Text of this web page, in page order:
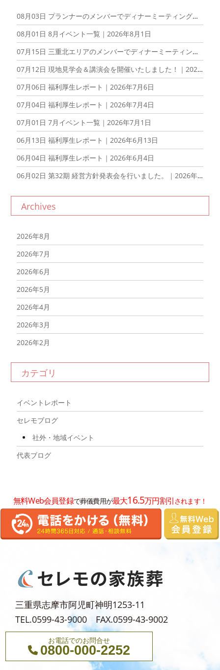
08月03日 プランナーのメンバーでディナーミーティングを開催しました！｜2026年8月3日
08月01日 8月イベント一覧｜2026年8月1日
07月15日 三重北エリアのメンバーでディナーミーティングを開催しました！｜2026年7月15日
07月12日 現地見学会＆講演会を開催いたしました！｜2026年7月12日
07月06日 福利厚生レポート｜2026年7月6日
07月04日 福利厚生レポート｜2026年7月4日
07月01日 7月イベント一覧｜2026年7月1日
06月13日 福利厚生レポート｜2026年6月13日
06月04日 福利厚生レポート｜2026年6月4日
06月02日 第32期 経営方針発表会を行いました。｜2026年6月2日
Archives
2026年8月
2026年7月
2026年6月
2026年5月
2026年4月
2026年3月
2026年2月
2026年1月
2025年12月
2025年10月
2025年8月
2025年5月
2025年4月
2025年3月
2025年1月
2024年12月
2024年11月
2024年10月
2024年9月
2024年8月
カテゴリ
イベントレポート
セレモブログ
社外・地域イベント
代表ブログ
無料Web会員登録で葬儀費用が最大16.5万円割引されます！
三重県志摩市阿児町神明1253-11
TEL.0599-43-9000 FAX.0599-43-9002
お電話でのお問合せ
0800-000-2252